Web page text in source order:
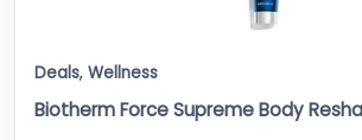
Deals, Wellness
Biotherm Force Supreme Body